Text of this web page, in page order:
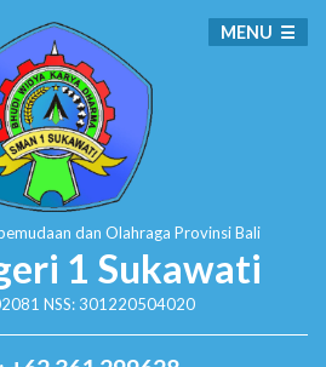
dan Olahraga Provinsi Bali
1 Sukawati
NSS: 301220504020
MENU